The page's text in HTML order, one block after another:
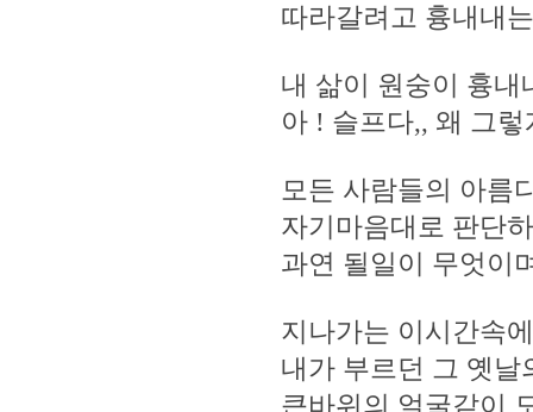
따라갈려고 흉내내
내 삶이 원숭이 흉내
아 ! 슬프다,, 왜 그
모든 사람들의 아름
자기마음대로 판단
과연 될일이 무엇이
지나가는 이시간속
내가 부르던 그 옛날
큰바위의 얼굴같이